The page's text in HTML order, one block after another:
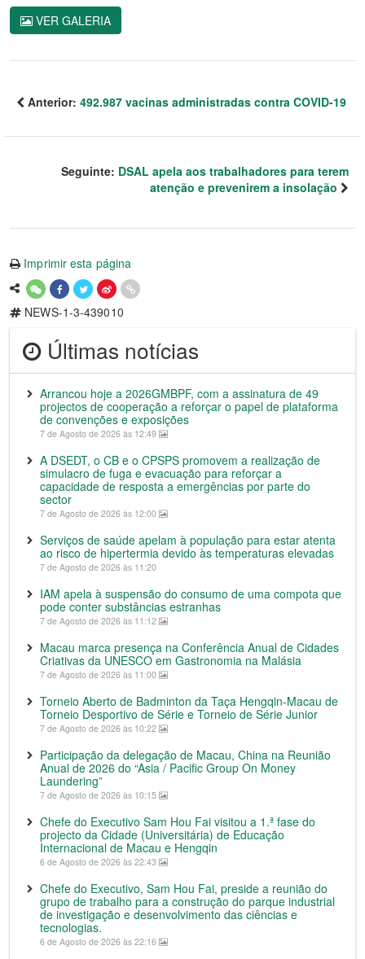
VER GALERIA
Anterior: 492.987 vacinas administradas contra COVID-19
Seguinte: DSAL apela aos trabalhadores para terem
atenção e prevenirem a insolação
Imprimir esta página
NEWS-1-3-439010
Últimas notícias
Arrancou hoje a 2026GMBPF, com a assinatura de 49
projectos de cooperação a reforçar o papel de plataforma
de convenções e exposições
7 de Agosto de 2026 às 12:49
A DSEDT, o CB e o CPSPS promovem a realização de
simulacro de fuga e evacuação para reforçar a
capacidade de resposta a emergências por parte do
sector
7 de Agosto de 2026 às 12:00
Serviços de saúde apelam à população para estar atenta
ao risco de hipertermia devido às temperaturas elevadas
7 de Agosto de 2026 às 11:20
IAM apela à suspensão do consumo de uma compota que
pode conter substâncias estranhas
7 de Agosto de 2026 às 11:12
Macau marca presença na Conferência Anual de Cidades
Criativas da UNESCO em Gastronomia na Malásia
7 de Agosto de 2026 às 11:00
Torneio Aberto de Badminton da Taça Hengqin-Macau de
Torneio Desportivo de Série e Torneio de Série Junior
7 de Agosto de 2026 às 10:22
Participação da delegação de Macau, China na Reunião
Anual de 2026 do “Asia / Pacific Group On Money
Laundering”
7 de Agosto de 2026 às 10:15
Chefe do Executivo Sam Hou Fai visitou a 1.ª fase do
projecto da Cidade (Universitária) de Educação
Internacional de Macau e Hengqin
6 de Agosto de 2026 às 22:43
Chefe do Executivo, Sam Hou Fai, preside a reunião do
grupo de trabalho para a construção do parque industrial
de investigação e desenvolvimento das ciências e
tecnologias.
6 de Agosto de 2026 às 22:16